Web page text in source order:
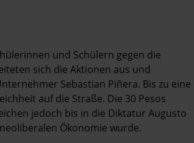
und Schülern gegen die
sich die Aktionen aus und
Sebastian Piñera. Bis zu eine
auf die Straße. Die 30 Pesos
jedoch bis in die Diktatur Augusto
Ökonomie wurde.